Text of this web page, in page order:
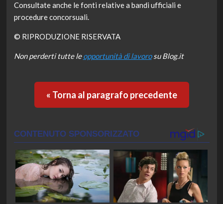
Consultate anche le fonti relative a bandi ufficiali e
procedure concorsuali.
© RIPRODUZIONE RISERVATA
Non perderti tutte leopportunità di lavorosu Blog.it
« Torna al paragrafo precedente